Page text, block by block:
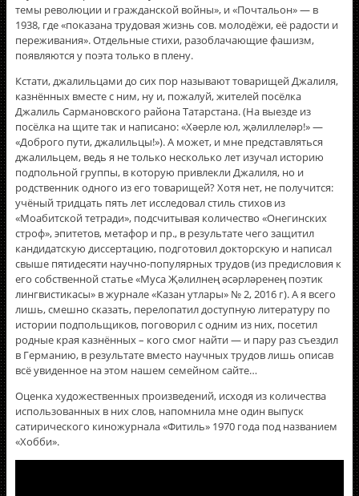
темы революции и гражданской войны», и «Почтальон» — в
1938, где «показана трудовая жизнь сов. молодёжи, её радости и
переживания». Отдельные стихи, разоблачающие фашизм,
появляются у поэта только в плену.
Кстати, джалильцами до сих пор называют товарищей Джалиля,
казнённых вместе с ним, ну и, пожалуй, жителей посёлка
Джалиль Сармановского района Татарстана. (На выезде из
посёлка на щите так и написано: «Хәерле юл, җәлиллеләр!» —
«Доброго пути, джалильцы!»). А может, и мне представляться
джалильцем, ведь я не только несколько лет изучал историю
подпольной группы, в которую привлекли Джалиля, но и
родственник одного из его товарищей? Хотя нет, не получится:
учёный тридцать пять лет исследовал стиль стихов из
«Моабитской тетради», подсчитывая количество «Онегинских
строф», эпитетов, метафор и пр., в результате чего защитил
кандидатскую диссертацию, подготовил докторскую и написал
свыше пятидесяти научно-популярных трудов (из предисловия к
его собственной статье «Муса Җәлилнең әсәрләренең поэтик
лингвистикасы» в журнале «Казан утлары» № 2, 2016 г). А я всего
лишь, смешно сказать, перелопатил доступную литературу по
истории подпольщиков, поговорил с одним из них, посетил
родные края казнённых – кого смог найти — и пару раз съездил
в Германию, в результате вместо научных трудов лишь описав
всё увиденное на этом нашем семейном сайте…
Оценка художественных произведений, исходя из количества
использованных в них слов, напомнила мне один выпуск
сатирического киножурнала «Фитиль» 1970 года под названием
«Хобби».